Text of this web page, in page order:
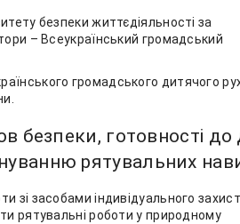
безпеки життєдіяльності за
– Всеукраїнський громадський
громадського дитячого
безпеки, готовності до
рятувальних
зі засобами індивідуального
рятувальні роботи у природному